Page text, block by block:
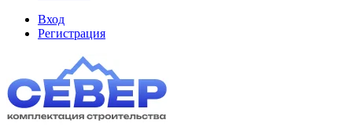
Вход
Регистрация